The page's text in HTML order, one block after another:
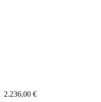
2.236,00 €